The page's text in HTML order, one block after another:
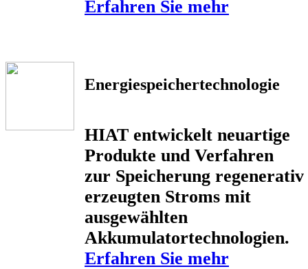
Erfahren Sie mehr
Energiespeichertechnologie
HIAT entwickelt neuartige
Produkte und Verfahren
zur Speicherung regenerativ
erzeugten Stroms mit
ausgewählten
Akkumulatortechnologien.
Erfahren Sie mehr